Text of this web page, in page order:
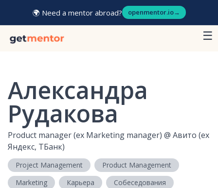
🌍 Need a mentor abroad? openmentor.io→
☰
Александра
Рудакова
Product manager (ex Marketing manager) @ Авито (ex
Яндекс, ТБанк)
Project Management
Product Management
Marketing
Карьера Собеседования